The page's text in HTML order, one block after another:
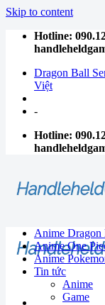
Skip to content
Hotline:
Dragon Ball
Việt
-
Hotline:
Anime Dragon
Anime One
Anime
Tin tức
Anime
Game